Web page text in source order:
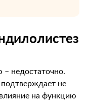
недостаточно.
не
на функцию